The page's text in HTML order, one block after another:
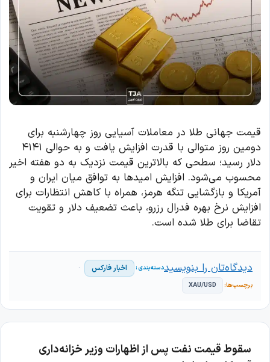
قیمت جهانی طلا در معاملات آسیایی روز چهارشنبه برای
دومین روز متوالی با قدرت افزایش یافت و به حوالی ۴۱۴۱
دلار رسید؛ سطحی که بالاترین قیمت نزدیک به دو هفته اخیر
محسوب می‌شود. افزایش امیدها به توافق میان ایران و
آمریکا و بازگشایی تنگه هرمز، همراه با کاهش انتظارات برای
افزایش نرخ بهره فدرال رزرو، باعث تضعیف دلار و تقویت
تقاضا برای طلا شده است.
اخبار فارکس
XAU/USD
دیدگاه‌تان را بنویسید
سقوط قیمت نفت پس از اظهارات وزیر خزانه‌داری